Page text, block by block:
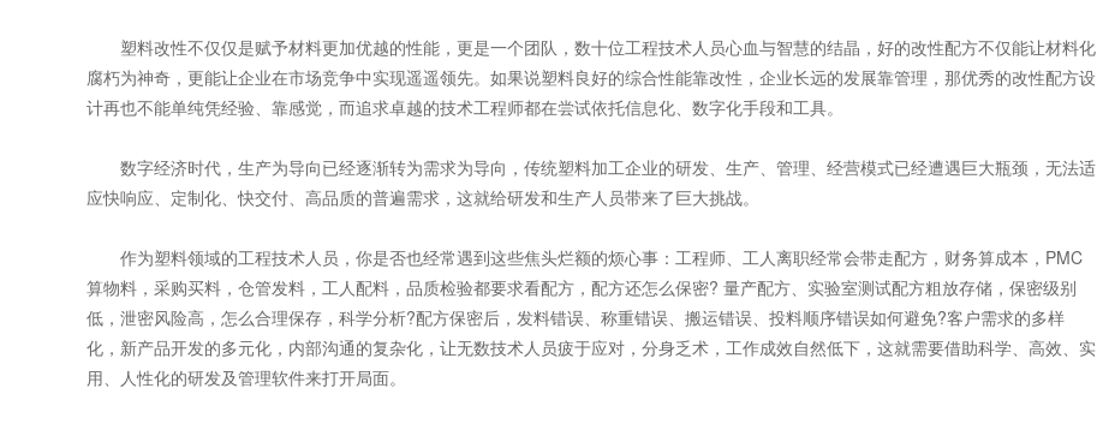
塑料改性不仅仅是赋予材料更加优越的性能，更是一个团队，数十位工程技术人员心血与智慧的结晶，好的改性配方不仅能让材料化
腐朽为神奇，更能让企业在市场竞争中实现遥遥领先。如果说塑料良好的综合性能靠改性，企业长远的发展靠管理，那优秀的改性配方设
计再也不能单纯凭经验、靠感觉，而追求卓越的技术工程师都在尝试依托信息化、数字化手段和工具。
数字经济时代，生产为导向已经逐渐转为需求为导向，传统塑料加工企业的研发、生产、管理、经营模式已经遭遇巨大瓶颈，无法适
应快响应、定制化、快交付、高品质的普遍需求，这就给研发和生产人员带来了巨大挑战。
作为塑料领域的工程技术人员，你是否也经常遇到这些焦头烂额的烦心事：工程师、工人离职经常会带走配方，财务算成本，PMC
算物料，采购买料，仓管发料，工人配料，品质检验都要求看配方，配方还怎么保密? 量产配方、实验室测试配方粗放存储，保密级别
低，泄密风险高，怎么合理保存，科学分析?配方保密后，发料错误、称重错误、搬运错误、投料顺序错误如何避免?客户需求的多样
化，新产品开发的多元化，内部沟通的复杂化，让无数技术人员疲于应对，分身乏术，工作成效自然低下，这就需要借助科学、高效、实
用、人性化的研发及管理软件来打开局面。